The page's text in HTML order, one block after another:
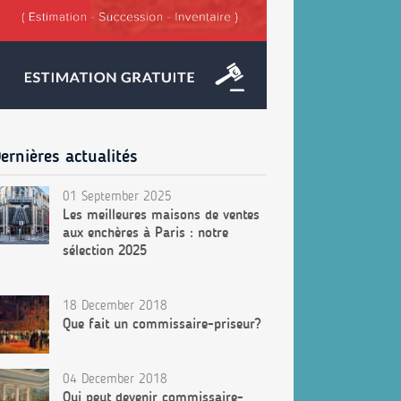
actualités
01 September 2025
Les meilleures maisons de ventes
aux enchères à Paris : notre
sélection 2025
18 December 2018
Que fait un commissaire-priseur?
04 December 2018
Qui peut devenir commissaire-